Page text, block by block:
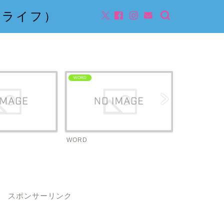
イフ）
WORD
WORD
スポンサーリンク